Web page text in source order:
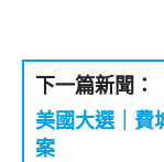
下一篇新聞：
美國大選｜費
案